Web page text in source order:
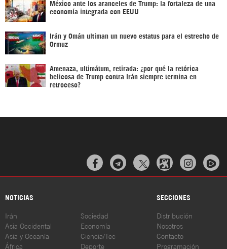
México ante los aranceles de Trump: la fortaleza de una
economía integrada con EEUU
Irán y Omán ultiman un nuevo estatus para el estrecho de
Ormuz
Amenaza, ultimátum, retirada: ¿por qué la retórica
belicosa de Trump contra Irán siempre termina en
retroceso?
  
NOTICIAS SECCIONES
Irán
Asia Occidental
Asia y Oceanía
África
Sociedad
Economía
Ciencia/Tec
Deporte
Distribución
Nosotros
Contacto
Programación